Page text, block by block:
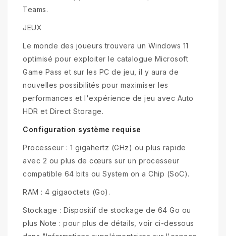
Teams.
JEUX
Le monde des joueurs trouvera un Windows 11
optimisé pour exploiter le catalogue Microsoft
Game Pass et sur les PC de jeu, il y aura de
nouvelles possibilités pour maximiser les
performances et l'expérience de jeu avec Auto
HDR et Direct Storage.
Configuration système requise
Processeur : 1 gigahertz (GHz) ou plus rapide
avec 2 ou plus de cœurs sur un processeur
compatible 64 bits ou System on a Chip (SoC).
RAM : 4 gigaoctets (Go).
Stockage : Dispositif de stockage de 64 Go ou
plus Note : pour plus de détails, voir ci-dessous